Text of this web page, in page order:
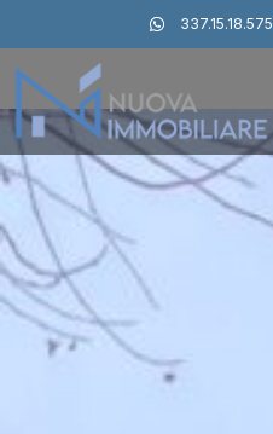
337.15.18.575